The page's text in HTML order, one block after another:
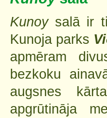
Kunoy salā ir
Kunoja parks
apmēram
bezkoku
augsnes
apgrūtināja